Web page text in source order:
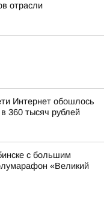
отрасли
Интернет обошлось
360 тысяч рублей
с большим
«Великий